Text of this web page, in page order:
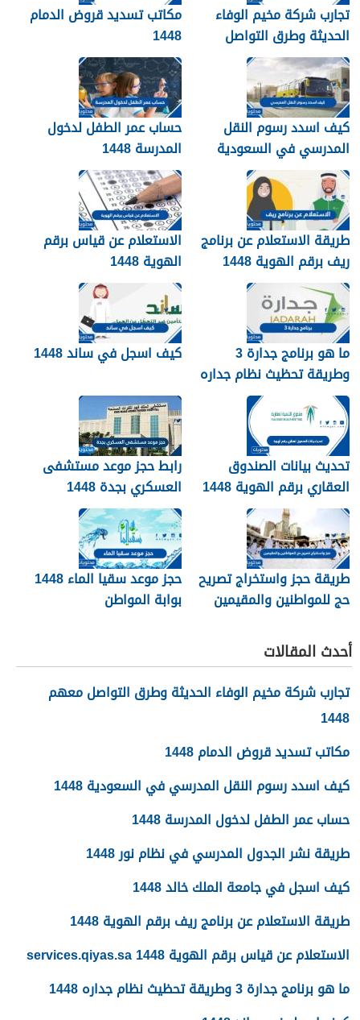
تجارب شركة مخيم الوفاء
الحديثة وطرق التواصل
معهم 1448
مكاتب تسديد قروض الدمام
1448
كيف اسدد رسوم النقل
المدرسي في السعودية
1448
حساب عمر الطفل لدخول
المدرسة 1448
طريقة الاستعلام عن برنامج
ريف برقم الهوية 1448
الاستعلام عن قياس برقم
الهوية 1448
services.qiyas.sa
ما هو برنامج جدارة 3
وطريقة تحظيث نظام جداره
1448
كيف اسجل في ساند 1448
تحديث بيانات الصندوق
العقاري برقم الهوية 1448
الرابط والخطوات
رابط حجز موعد مستشفى
العسكري بجدة 1448
طريقة حجز واستخراج تصريح
حج للمواطنين والمقيمين
حجز موعد سقيا الماء 1448
بوابة المواطن
أحدث المقالات
تجارب شركة مخيم الوفاء الحديثة وطرق التواصل معهم
1448
مكاتب تسديد قروض الدمام 1448
كيف اسدد رسوم النقل المدرسي في السعودية 1448
حساب عمر الطفل لدخول المدرسة 1448
طريقة نشر الجدول المدرسي في نظام نور 1448
كيف اسجل في جامعة الملك خالد 1448
طريقة الاستعلام عن برنامج ريف برقم الهوية 1448
الاستعلام عن قياس برقم الهوية 1448 services.qiyas.sa
ما هو برنامج جدارة 3 وطريقة تحظيث نظام جداره 1448